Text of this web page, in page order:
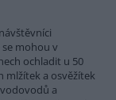
mohou v
ochladit u 50
mlžítek a osvěžítek
a